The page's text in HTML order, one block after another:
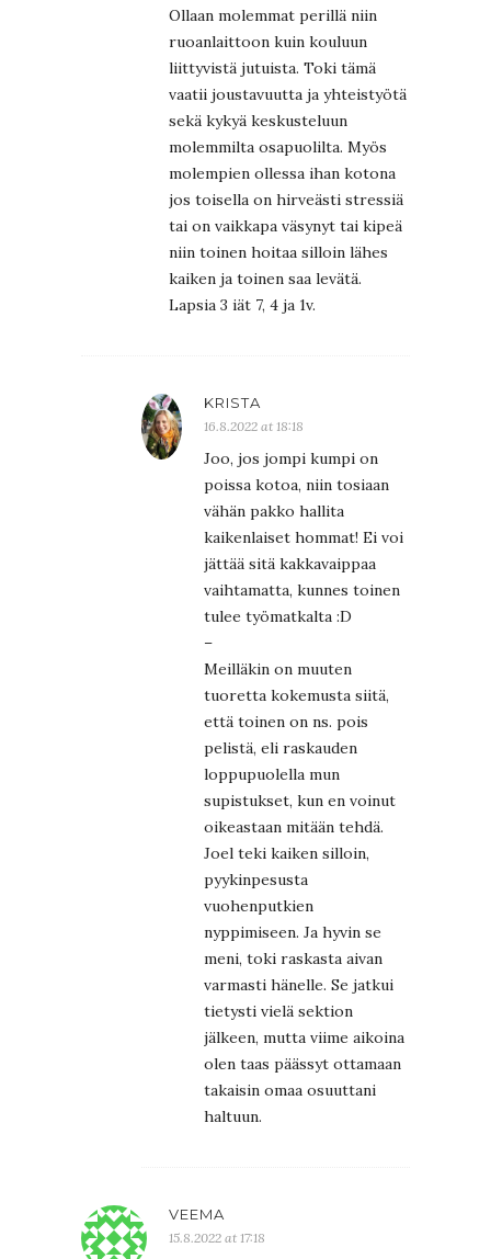
Ollaan molemmat perillä niin
ruoanlaittoon kuin kouluun
liittyvistä jutuista. Toki tämä
vaatii joustavuutta ja yhteistyötä
sekä kykyä keskusteluun
molemmilta osapuolilta. Myös
molempien ollessa ihan kotona
jos toisella on hirveästi stressiä
tai on vaikkapa väsynyt tai kipeä
niin toinen hoitaa silloin lähes
kaiken ja toinen saa levätä.
Lapsia 3 iät 7, 4 ja 1v.
KRISTA
16.8.2022 at 18:18
Joo, jos jompi kumpi on
poissa kotoa, niin tosiaan
vähän pakko hallita
kaikenlaiset hommat! Ei voi
jättää sitä kakkavaippaa
vaihtamatta, kunnes toinen
tulee työmatkalta :D
–
Meilläkin on muuten
tuoretta kokemusta siitä,
että toinen on ns. pois
pelistä, eli raskauden
loppupuolella mun
supistukset, kun en voinut
oikeastaan mitään tehdä.
Joel teki kaiken silloin,
pyykinpesusta
vuohenputkien
nyppimiseen. Ja hyvin se
meni, toki raskasta aivan
varmasti hänelle. Se jatkui
tietysti vielä sektion
jälkeen, mutta viime aikoina
olen taas päässyt ottamaan
takaisin omaa osuuttani
haltuun.
VEEMA
15.8.2022 at 17:18